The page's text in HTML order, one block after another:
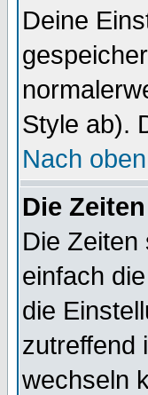
Deine
Style ab).
Nach oben
Die
Die
einfach
die
zutreffend
wechseln